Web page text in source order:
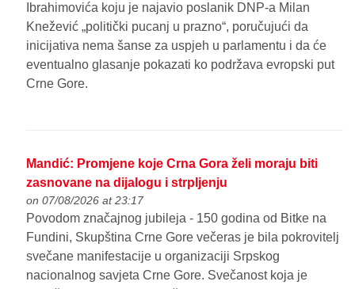
Ibrahimovića koju je najavio poslanik DNP-a Milan
Knežević „politički pucanj u prazno“, poručujući da
inicijativa nema šanse za uspjeh u parlamentu i da će
eventualno glasanje pokazati ko podržava evropski put
Crne Gore.
Mandić: Promjene koje Crna Gora želi moraju biti
zasnovane na dijalogu i strpljenju
on 07/08/2026 at 23:17
Povodom značajnog jubileja - 150 godina od Bitke na
Fundini, Skupština Crne Gore večeras je bila pokrovitelj
svečane manifestacije u organizaciji Srpskog
nacionalnog savjeta Crne Gore. Svečanost koja je